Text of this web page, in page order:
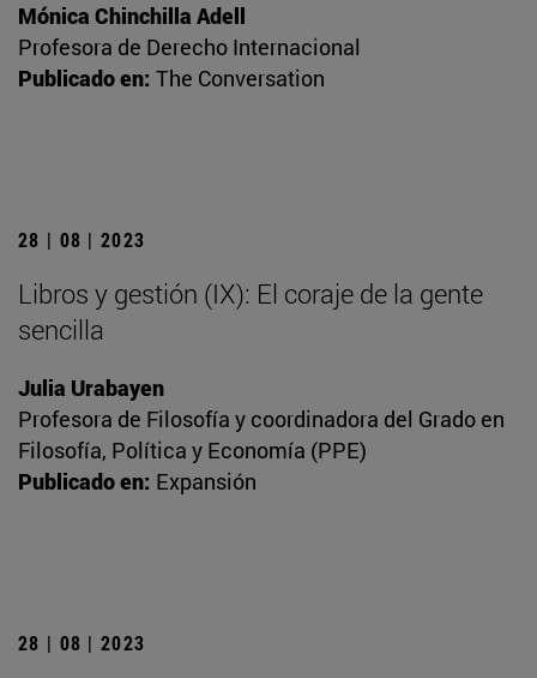
Mónica Chinchilla Adell
Profesora de Derecho Internacional
Publicado en: The Conversation
28 | 08 | 2023
Libros y gestión (IX): El coraje de la gente
sencilla
Julia Urabayen
Profesora de Filosofía y coordinadora del Grado en
Filosofía, Política y Economía (PPE)
Publicado en: Expansión
28 | 08 | 2023